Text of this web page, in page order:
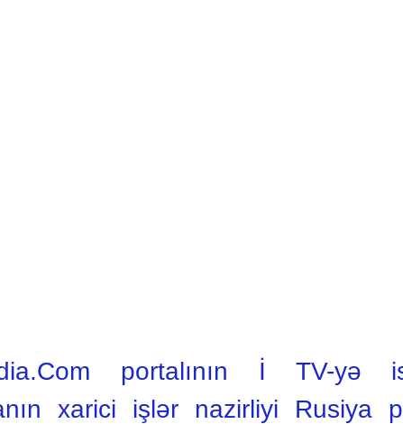
portalının İ TV-yə
xarici işlər nazirliyi Rusiya